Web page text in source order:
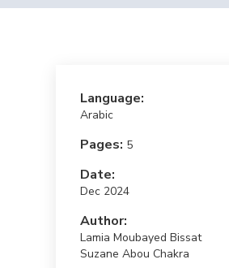
Language:
Arabic
Pages: 5
Date:
Dec 2024
Author:
Lamia Moubayed Bissat
Suzane Abou Chakra